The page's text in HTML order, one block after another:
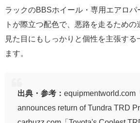
ラックのBBSホイール・専用エアロパ
トが際立つ配色で、悪路を走るための
見た目にもしっかりと個性を主張する
ます。
出典・参考： equipmentworld.com
announces return of Tundra TRD